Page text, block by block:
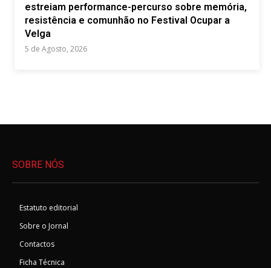
estreiam performance-percurso sobre memória,
resistência e comunhão no Festival Ocupar a
Velga
5 de Agosto, 2026
SOBRE NÓS
Estatuto editorial
Sobre o Jornal
Contactos
Ficha Técnica